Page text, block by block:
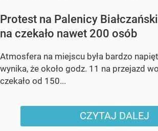
Protest na Palenicy
na czekało nawet 200 osób
Atmosfera na miejscu była bardzo
wynika, że około godz. 11 na przejazd
czekało od 150...
CZYTAJ DALEJ